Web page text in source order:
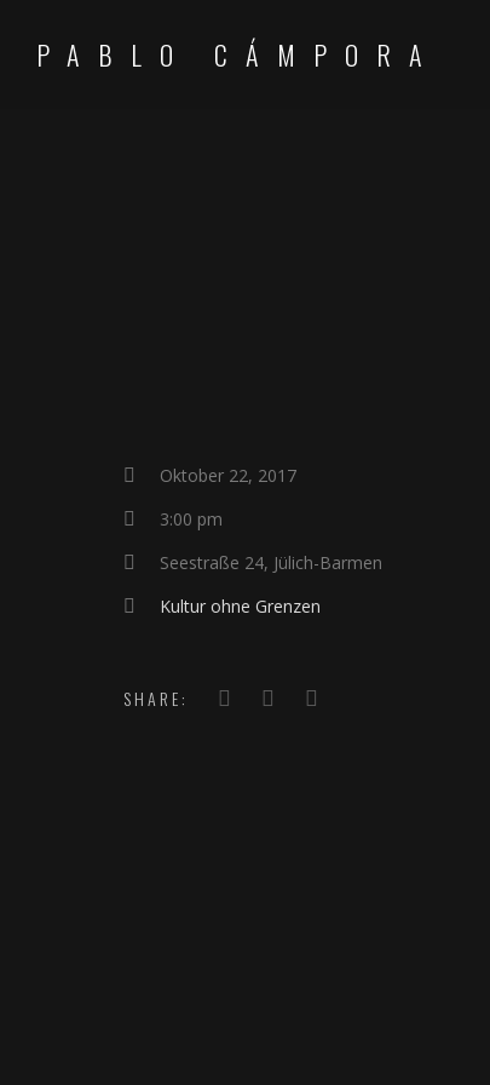
PABLO CÁMPORA
Oktober 22, 2017
3:00 pm
Seestraße 24, Jülich-Barmen
Kultur ohne Grenzen
SHARE: